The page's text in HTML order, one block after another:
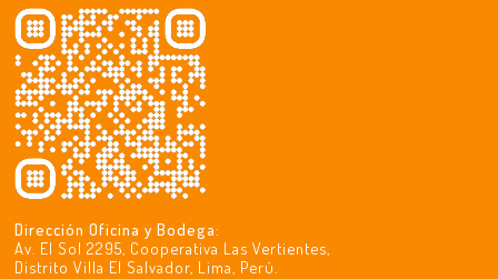
Dirección Oficina y Bodega:
Av. El Sol 2295, Cooperativa Las Vertientes,
Distrito Villa El Salvador, Lima, Perú.